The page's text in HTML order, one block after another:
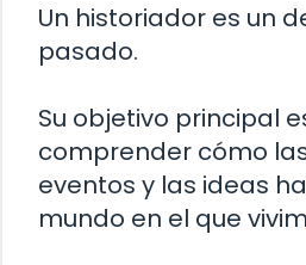
Un historiador es un
pasado.
Su objetivo principal
comprender cómo
eventos y las ideas
mundo en el que